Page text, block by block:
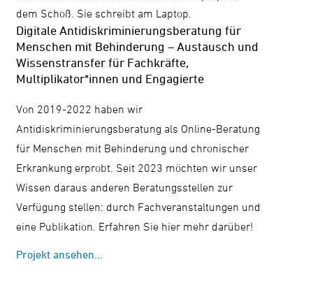
Digitale Antidiskriminierungsberatung für
Menschen mit Behinderung – Austausch und
Wissenstransfer für Fachkräfte,
Multiplikator*innen und Engagierte
Von 2019-2022 haben wir
Antidiskriminierungsberatung als Online-Beratung
für Menschen mit Behinderung und chronischer
Erkrankung erprobt. Seit 2023 möchten wir unser
Wissen daraus anderen Beratungsstellen zur
Verfügung stellen: durch Fachveranstaltungen und
eine Publikation. Erfahren Sie hier mehr darüber!
Projekt ansehen...